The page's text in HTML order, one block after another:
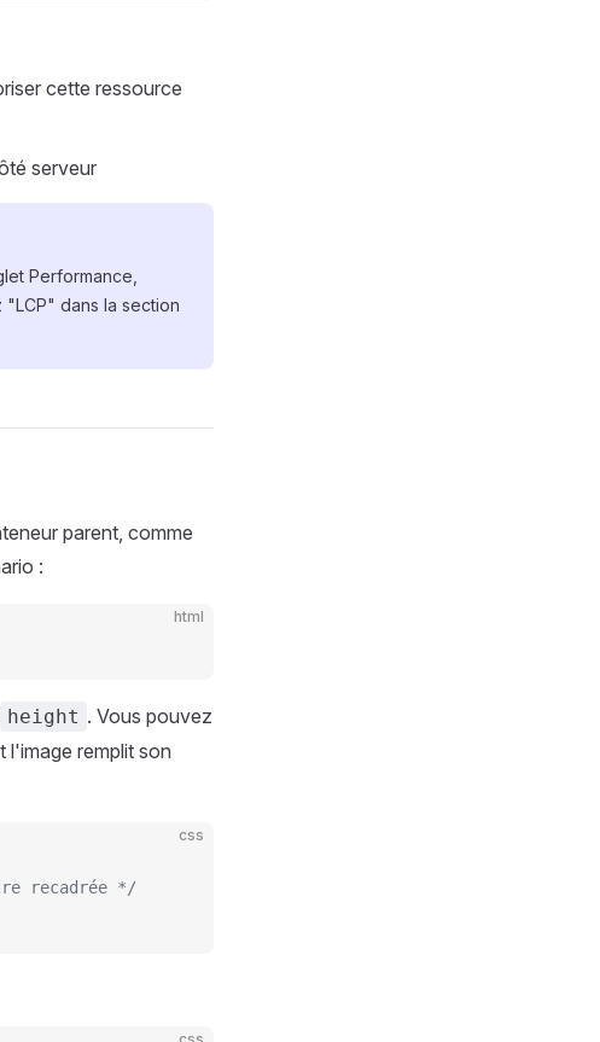
cette ressource
serveur
Performance,
dans la section
parent, comme
:
html
height . Vous pouvez
l'image remplit son
css
recadrée */